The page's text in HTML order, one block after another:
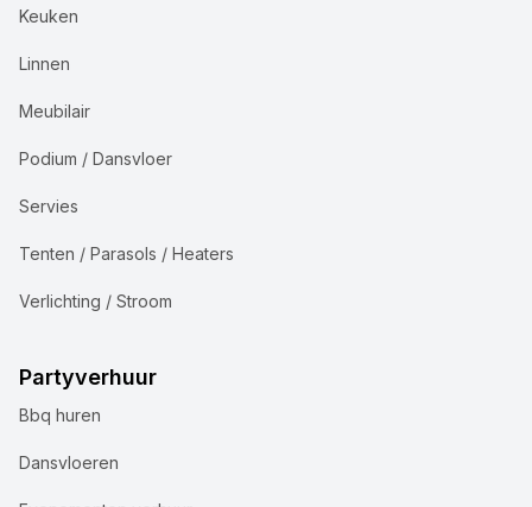
Keuken
Linnen
Meubilair
Podium / Dansvloer
Servies
Tenten / Parasols / Heaters
Verlichting / Stroom
Partyverhuur
Bbq huren
Dansvloeren